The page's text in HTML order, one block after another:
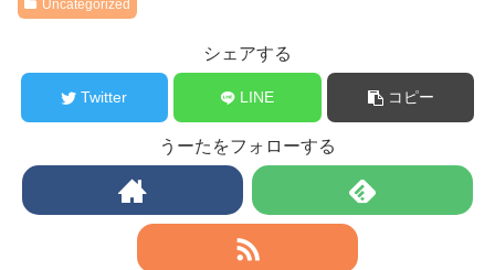
Uncategorized
シェアする
Twitter LINE コピー
うーたをフォローする